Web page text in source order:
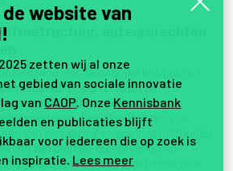
infrastructuur, auteursrechten
rond vier belangrijke knelpunten
tegenaan lopen bij digitale
ICT-infrastructuur,
Deze knelpunten zijn
van een aantal oplossingsrichtingen
van digitale dienstverlening
is opgezet als een praktische gids
de website van
zetten wij al onze
gebied van sociale innovatie
van CAOP . Onze Kennisbank
en publicaties blijft
voor iedereen die op zoek is
inspiratie. Lees meer